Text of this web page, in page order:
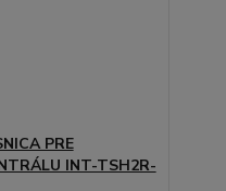
PRE
INT-TSH2R-